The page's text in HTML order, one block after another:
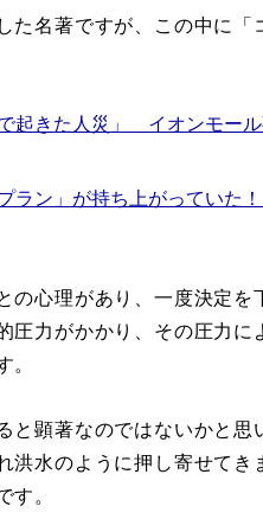
名著ですが、この中に「
で起きた人災」 イオンモー
ラン」が持ち上がってい
心理があり、一度決定を
圧力がかかり、その圧力
。
顕著なのではないかと思
洪水のように押し寄せて
す。